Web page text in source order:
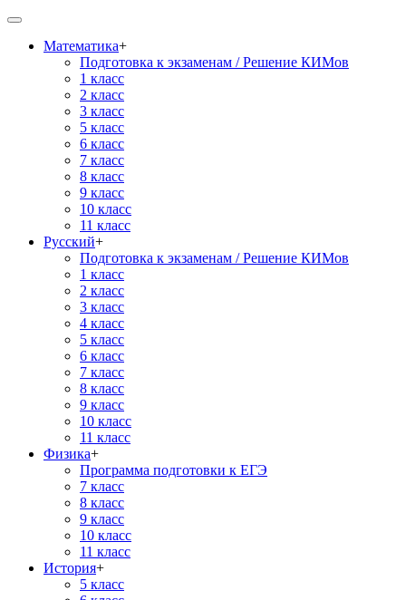
Математика+
Подготовка к экзаменам / Решение КИМов
1 класс
2 класс
3 класс
5 класс
6 класс
7 класс
8 класс
9 класс
10 класс
11 класс
Русский+
Подготовка к экзаменам / Решение КИМов
1 класс
2 класс
3 класс
4 класс
5 класс
6 класс
7 класс
8 класс
9 класс
10 класс
11 класс
Физика+
Программа подготовки к ЕГЭ
7 класс
8 класс
9 класс
10 класс
11 класс
История+
5 класс